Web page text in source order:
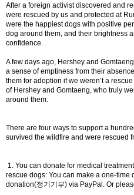
After a foreign activist discovered and
were rescued by us and protected at
were the happiest dogs with positive
dog around them, and their brightness
confidence.
A few days ago, Hershey and
a sense of emptiness from their
them for adoption if we weren’t a
of Hershey and Gomtaeng, who truly
around them.
There are four ways to support a
survived the wildfire and were rescued
1. You can donate for medical
rescue dogs: You can make a one-time
donation(정기기부) via PayPal. Or